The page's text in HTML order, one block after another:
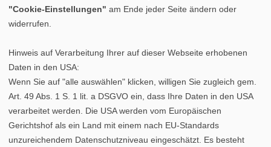
"Cookie-Einstellungen" am Ende jeder Seite ändern oder
widerrufen.
Hinweis auf Verarbeitung Ihrer auf dieser Webseite erhobenen
Daten in den USA:
Wenn Sie auf "alle auswählen" klicken, willigen Sie zugleich gem.
Art. 49 Abs. 1 S. 1 lit. a DSGVO ein, dass Ihre Daten in den USA
verarbeitet werden. Die USA werden vom Europäischen
Gerichtshof als ein Land mit einem nach EU-Standards
unzureichendem Datenschutzniveau eingeschätzt. Es besteht